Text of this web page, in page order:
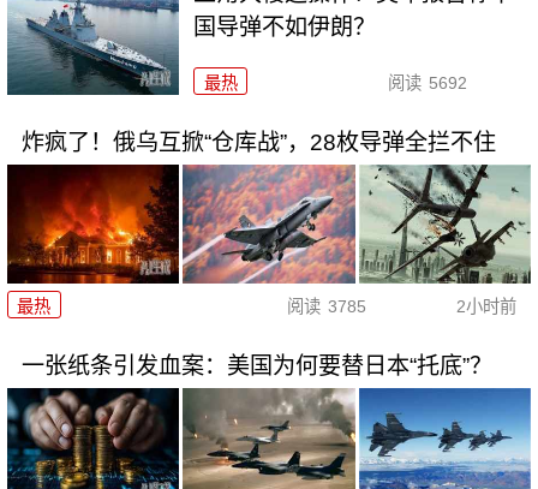
国导弹不如伊朗？
最热 阅读 5692
炸疯了！俄乌互掀“仓库战”，28枚导弹全拦不住
最热 阅读 3785 2小时前
一张纸条引发血案：美国为何要替日本“托底”？